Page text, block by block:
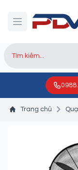
Trang chủ